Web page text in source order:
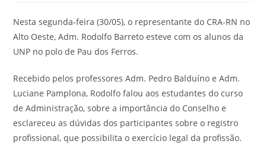
Nesta segunda-feira (30/05), o representante do CRA-RN no
Alto Oeste, Adm. Rodolfo Barreto esteve com os alunos da
UNP no polo de Pau dos Ferros.
Recebido pelos professores Adm. Pedro Balduíno e Adm.
Luciane Pamplona, Rodolfo falou aos estudantes do curso
de Administração, sobre a importância do Conselho e
esclareceu as dúvidas dos participantes sobre o registro
profissional, que possibilita o exercício legal da profissão.